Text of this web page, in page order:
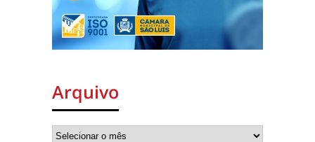
Arquivo